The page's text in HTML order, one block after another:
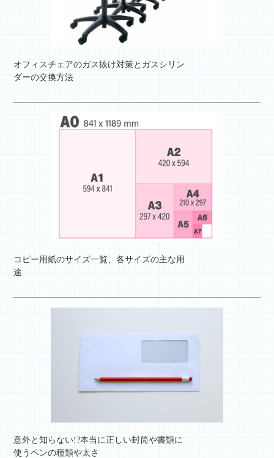
オフィスチェアのガス抜け対策とガスシリン
ダーの交換方法
コピー用紙のサイズ一覧、各サイズの主な用
途
意外と知らない!?本当に正しい封筒や書類に
使うペンの種類や太さ